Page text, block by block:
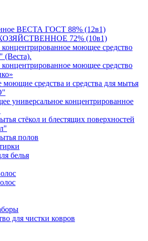
ВЕСТА ГОСТ 88% (12в1)
72% (10в1)
концентрированное моющее средство
(Веста).
концентрированное моющее средство
моющие средства и средства для мытья
универсальное концентрированное
стёкол и блестящих поверхностей
полов
белья
для чистки ковров